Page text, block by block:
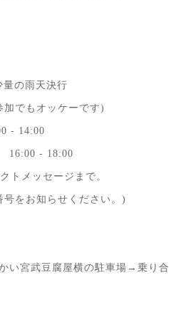
の雨天決行
でもオッケーです)
- 14:00
- 18:00
トメッセージまで。
をお知らせください。)
い宮武豆腐屋横の駐車場→乗り合